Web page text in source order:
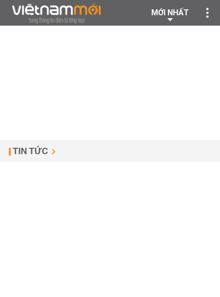
MỚI NHẤT
TIN TỨC